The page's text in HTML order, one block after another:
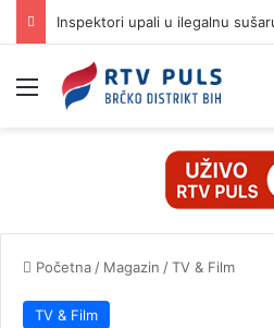
Izbornik
Početna / Magazin /TV & Film
TV & Film